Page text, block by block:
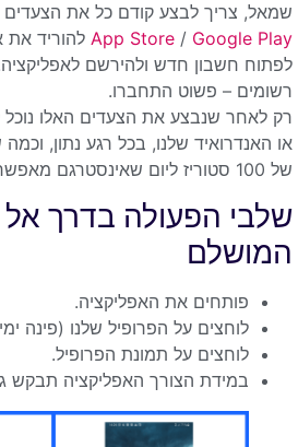
שמאל, צריך לבצע קודם כל את הצעדים
App Store / Google Play
לפתוח חשבון חדש ולהירשם
רשומים – פשוט התחברו.
רק לאחר שנבצע את הצעדים האלו נוכל
או האנדרואיד שלנו, בכל רגע נתון,
של 100 סטוריז ליום שאינסטרגם מאפשרת.
שלבי הפעולה בדרך אל
המושלם
פותחים את האפליקציה.
לוחצים על הפרופיל שלנו (פינה
לוחצים על תמונת הפרופיל.
במידת הצורך האפליקציה תבקש